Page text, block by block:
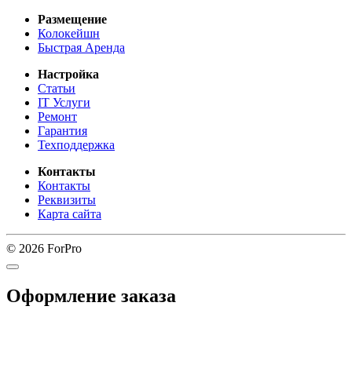
Размещение
Колокейшн
Быстрая Аренда
Настройка
Статьи
IT Услуги
Ремонт
Гарантия
Техподдержка
Контакты
Контакты
Реквизиты
Карта сайта
© 2026 ForPro
Оформление заказа